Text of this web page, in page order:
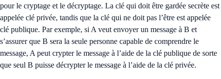
pour le cryptage et le décryptage. La clé qui doit être gardée secrète est
appelée clé privée, tandis que la clé qui ne doit pas l’être est appelée
clé publique. Par exemple, si A veut envoyer un message à B et
s’assurer que B sera la seule personne capable de comprendre le
message, A peut crypter le message à l’aide de la clé publique de sorte
que seul B puisse décrypter le message à l’aide de la clé privée.